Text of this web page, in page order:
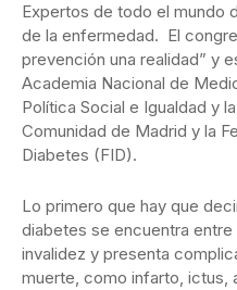
Expertos de todo el mundo
de la enfermedad. El
prevención una realidad” y
Academia Nacional de
Política Social e Igualdad y
Comunidad de Madrid y la
Diabetes (FID).
Lo primero que hay que
diabetes se encuentra
invalidez y presenta
muerte, como infarto, ictus,